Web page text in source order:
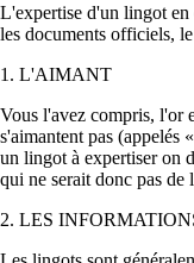
L'expertise d'un lingot en
les documents officiels,
1. L'AIMANT
Vous l'avez compris, l'or
s'aimantent pas (appelés
un lingot à expertiser on
qui ne serait donc pas de
2. LES